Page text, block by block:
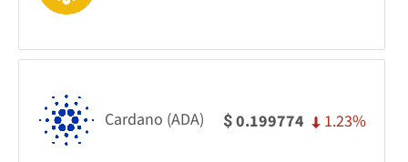
Cardano (ADA) $0.199774 1.23%